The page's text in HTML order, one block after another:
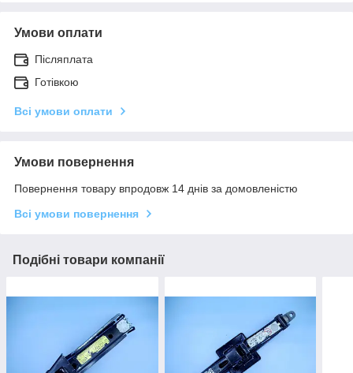
Умови оплати
Післяплата
Готівкою
Всі умови оплати
Умови повернення
Повернення товару впродовж 14 днів за домовленістю
Всі умови повернення
Подібні товари компанії